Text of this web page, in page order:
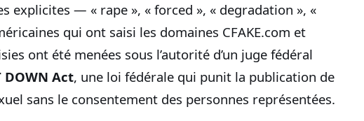
— « rape », « forced », « degradation », «
qui ont saisi les domaines CFAKE.com et
ont été menées sous l’autorité d’un juge fédéral
DOWN Act, une loi fédérale qui punit la publication de
sans le consentement des personnes représentées.